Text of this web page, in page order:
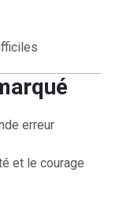
erreur
et le courage